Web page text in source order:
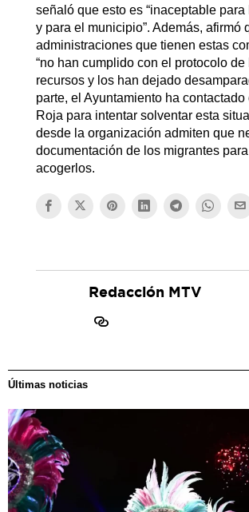
señaló que esto es “inaceptable
y para el municipio”. Además, afirmó
administraciones que tienen estas
“no han cumplido con el protocolo de
recursos y los han dejado
parte, el Ayuntamiento ha contactado
Roja para intentar solventar esta
desde la organización admiten que
documentación de los migrantes
acogerlos.
Redacción MTV
Últimas noticias